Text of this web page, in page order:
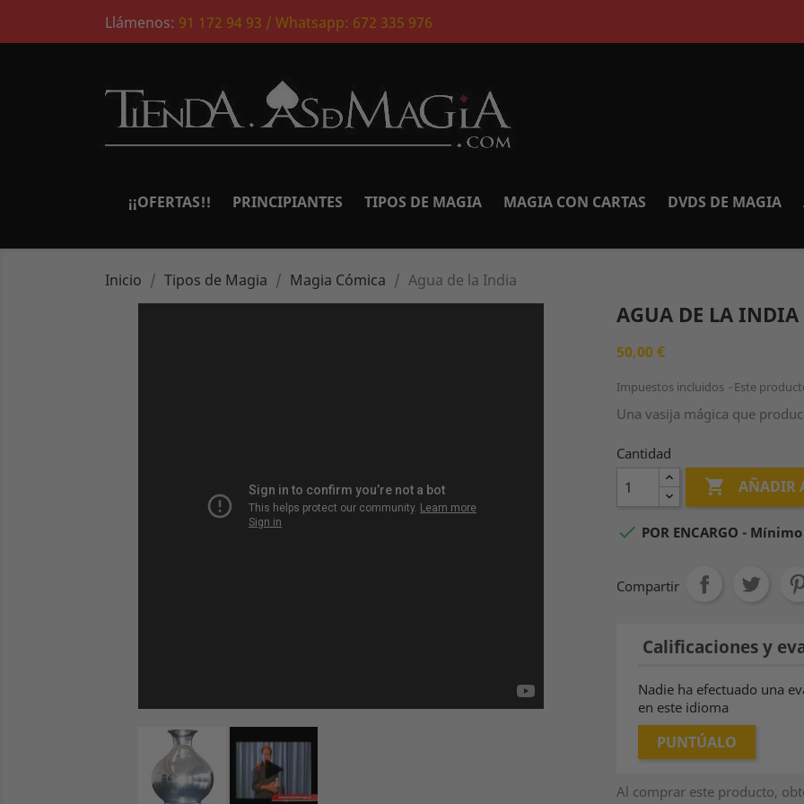
Llámenos: 91 172 94 93 / Whatsapp: 672 335 976
¡¡OFERTAS!! PRINCIPIANTES TIPOS DE MAGIA MAGIA CON CARTAS DVDS DE MAGIA
Inicio Tipos de Magia Magia Cómica Agua de la India
AGUA DE LA INDIA
50,00 €
Impuestos incluidos Este
Una vasija mágica que
Cantidad
 AÑADIR
 POR ENCARGO -
Compartir
Calificaciones y
Nadie ha efectuado una
en este idioma
PUNTÚALO
Al comprar este producto,